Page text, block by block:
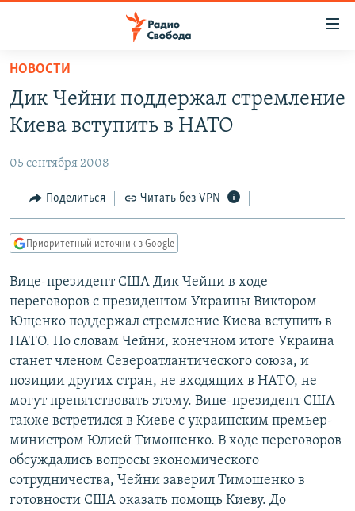
упрощенного
доступа
Вернуться
основному
Вернутся
главной
навигации
Вернутся
поиску
ПОДКАСТЫ
АВТОРСКИЕ ПРОЕКТЫ
ЦИТАТЫ СВОБОДЫ
МНЕНИЯ
IDEL.РЕАЛИИ
КАВКАЗ.РЕАЛИИ
СЕВЕР.РЕАЛИИ
СИБИРЬ.РЕАЛИИ
РАСПИСАНИЕ ВЕЩАНИЯ
ПОДПИШИТЕСЬ НА РАССЫЛКУ
СОЦИАЛЬНЫЕ СЕТИ
НОВОСТИ
Дик Чейни поддержал стремление
Киева вступить в НАТО
05 сентября 2008
Поделиться Читать без VPN
Приоритетный источник в Google
Вице-президент США Дик Чейни в ходе
переговоров с президентом Украины Виктором
Ющенко поддержал стремление Киева вступить в
НАТО. По словам Чейни, конечном итоге Украина
станет членом Североатлантического союза, и
позиции других стран, не входящих в НАТО, не
могут препятствовать этому. Вице-президент США
также встретился в Киеве с украинским премьер-
министром Юлией Тимошенко. В ходе переговоров
обсуждались вопросы экономического
сотрудничества, Чейни заверил Тимошенко в
готовности США оказать помощь Киеву. До